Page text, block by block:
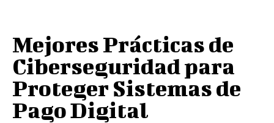
Mejores Prácticas de
Ciberseguridad para
Proteger Sistemas de
Pago Digital